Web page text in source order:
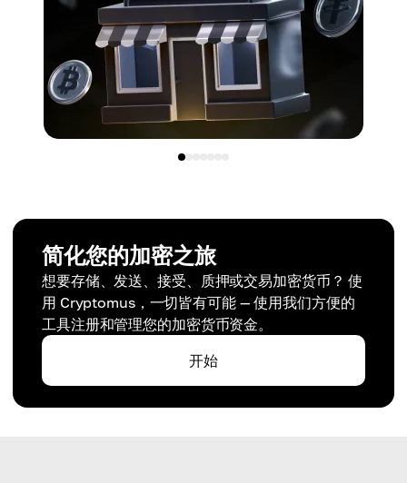
简化您的加密之旅
想要存储、发送、接受、质押或交易加密货币？ 使
用 Cryptomus，一切皆有可能 — 使用我们方便的
工具注册和管理您的加密货币资金。
开始